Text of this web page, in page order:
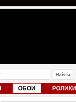
ОБОИ РОЛИКИ